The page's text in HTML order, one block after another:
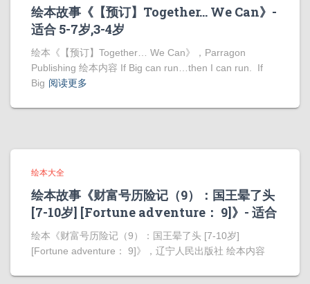
绘本故事《【预订】Together… We Can》-
适合 5-7岁,3-4岁
绘本《【预订】Together… We Can》，Parragon
Publishing 绘本内容 If Big can run…then I can run. If
Big 阅读更多
绘本大全
绘本故事《财富号历险记（9）：国王晕了头
[7-10岁] [Fortune adventure： 9]》- 适合
绘本《财富号历险记（9）：国王晕了头 [7-10岁]
[Fortune adventure： 9]》，辽宁人民出版社 绘本内容